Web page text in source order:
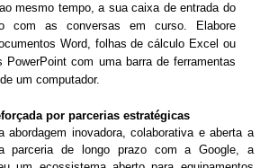
mesmo tempo, a sua caixa de entrada do
com as conversas em curso. Elabore
Word, folhas de cálculo Excel ou
PowerPoint com uma barra de ferramentas
um computador.
por parcerias estratégicas
abordagem inovadora, colaborativa e aberta a
parceria de longo prazo com a Google, a